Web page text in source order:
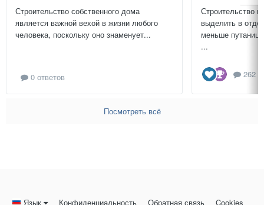
Строительство собственного дома
является важной вехой в жизни любого
человека, поскольку оно знаменует...
0 ответов
Строительство
выделить в
меньше
...
262
Посмотреть всё
Язык Конфиденциальность Обратная связь Cookies